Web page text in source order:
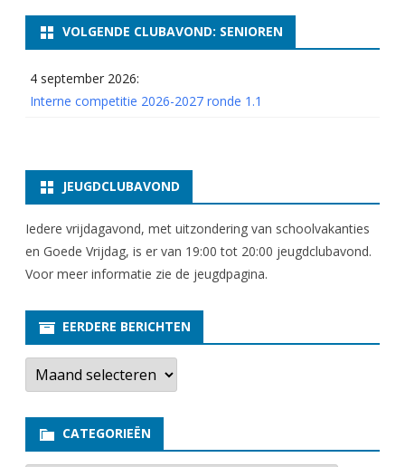
VOLGENDE CLUBAVOND: SENIOREN
4 september 2026:
Interne competitie 2026-2027 ronde 1.1
JEUGDCLUBAVOND
Iedere vrijdagavond, met uitzondering van schoolvakanties
en Goede Vrijdag, is er van 19:00 tot 20:00 jeugdclubavond.
Voor meer informatie zie de jeugdpagina.
EERDERE BERICHTEN
E
r
e
e
CATEGORIEËN